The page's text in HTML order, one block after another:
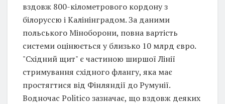
вздовж 800-кілометрового кордону з
білоруссю і Калінінградом. За даними
польського Міноборони, повна вартість
системи оцінюється у близько 10 млрд євро.
"Східний щит" є частиною ширшої Лінії
стримування східного флангу, яка має
простягтися від Фінляндії до Румунії.
Водночас Politico зазначає, що вздовж деяких